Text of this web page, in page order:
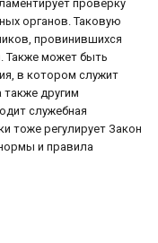
проверку
органов. Таковую
провинившихся
Также может быть
в котором служит
другим
служебная
тоже регулирует Закон
и правила